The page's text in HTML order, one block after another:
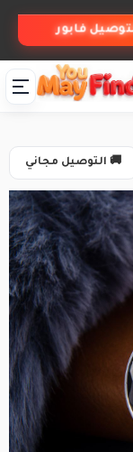
فابور
🚚 التوصيل مجاني